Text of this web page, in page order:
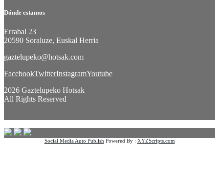
Dónde estamos
Errabal 23
20590 Soraluze, Euskal Herria
gaztelupeko@hotsak.com
FacebookTwitterInstagramYoutube
2026 Gaztelupeko Hotsak
All Rights Reserved
Social Media Auto Publish Powered By : XYZScripts.com